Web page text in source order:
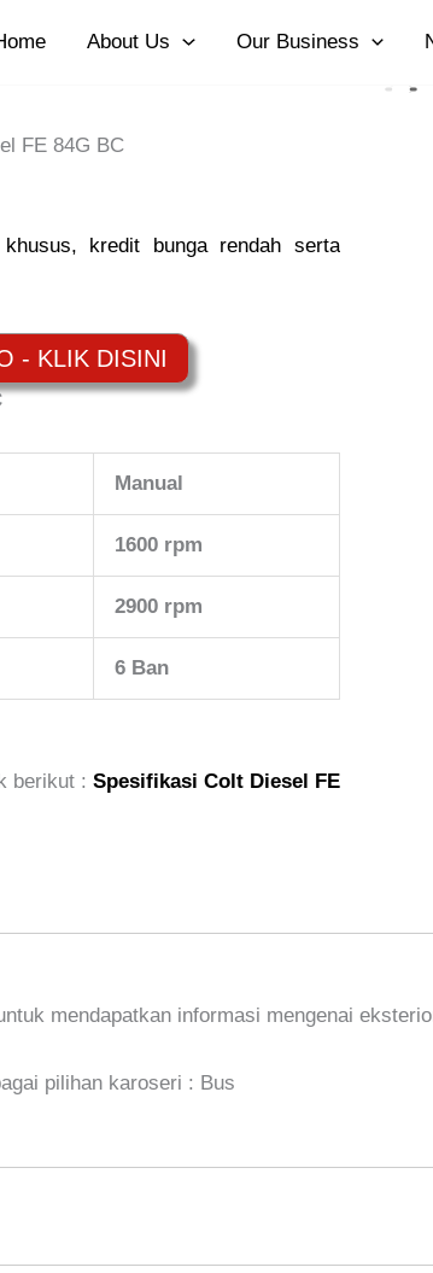
About Us Our Business
FE 84G BC
kredit bunga rendah serta
Manual
1600 rpm
2900 rpm
6 Ban
berikut : Spesifikasi Colt Diesel FE
mendapatkan informasi mengenai
pilihan karoseri : Bus